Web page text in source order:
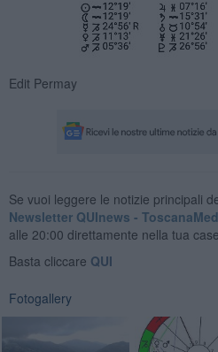
Edit Permay
Se vuoi leggere le notizie principali
Newsletter QUInews -
alle 20:00 direttamente nella tua
Basta cliccare QUI
Fotogallery